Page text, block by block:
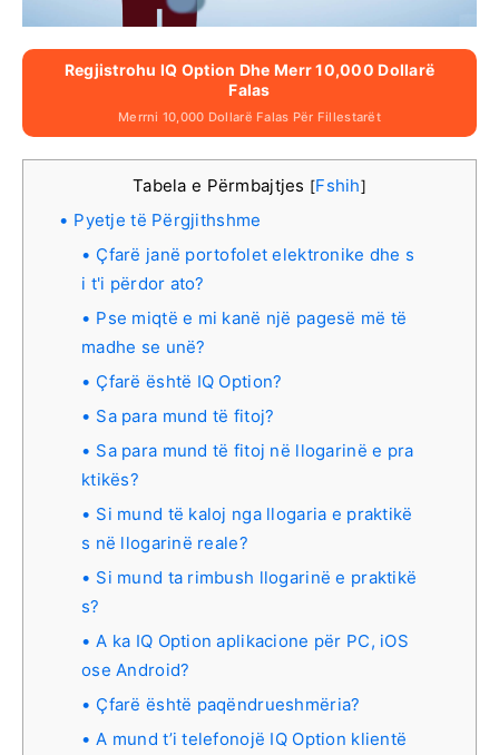
Regjistrohu IQ Option Dhe Merr 10,000 Dollarë
Falas
Merrni 10,000 Dollarë Falas Për Fillestarët
Tabela e Përmbajtjes [Fshih]
Pyetje të Përgjithshme
Çfarë janë portofolet elektronike dhe s
i t'i përdor ato?
Pse miqtë e mi kanë një pagesë më të
madhe se unë?
Çfarë është IQ Option?
Sa para mund të fitoj?
Sa para mund të fitoj në llogarinë e pra
ktikës?
Si mund të kaloj nga llogaria e praktikë
s në llogarinë reale?
Si mund ta rimbush llogarinë e praktikë
s?
A ka IQ Option aplikacione për PC, iOS
ose Android?
Çfarë është paqëndrueshmëria?
A mund t’i telefonojë IQ Option klientë